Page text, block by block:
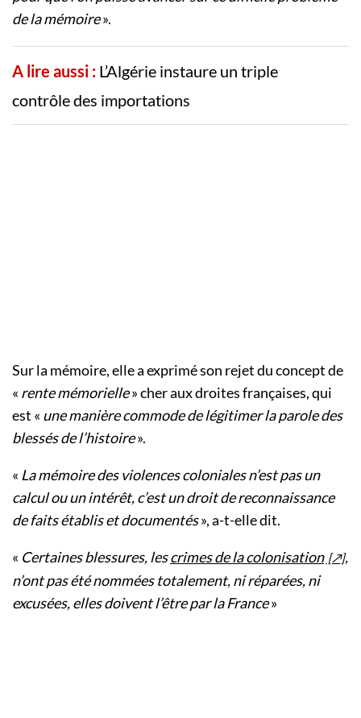
de la mémoire».
A lire aussi : L’Algérie instaure un triple
contrôle des importations
Sur la mémoire, elle a exprimé son rejet du concept de
« rente mémorielle» cher aux droites françaises, qui
est « une manière commode de légitimer la parole des
blessés de l’histoire».
« La mémoire des violences coloniales n’est pas un
calcul ou un intérêt, c’est un droit de reconnaissance
de faits établis et documentés», a-t-elle dit.
« Certaines blessures, lescrimes de la colonisation
,
n’ont pas été nommées totalement, ni réparées, ni
excusées, elles doivent l’être par la France»